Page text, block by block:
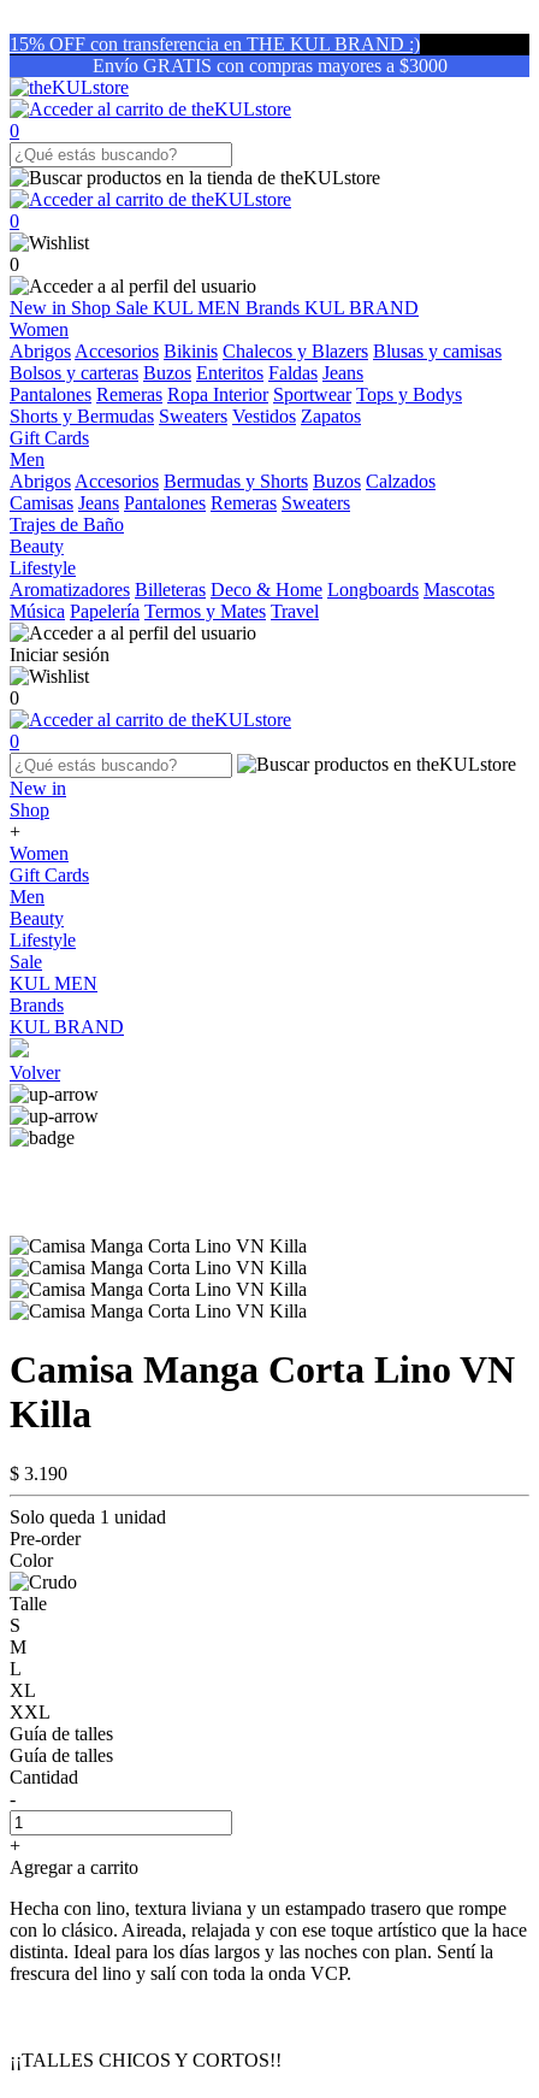
15% OFF con transferencia en THE KUL BRAND :)
Envío GRATIS con compras mayores a $3000
0
0
0
New in Shop Sale KUL MEN Brands KUL BRAND
Women
Abrigos Accesorios Bikinis Chalecos y Blazers Blusas y camisas
Bolsos y carteras Buzos Enteritos Faldas Jeans
Pantalones Remeras Ropa Interior Sportwear Tops y Bodys
Shorts y Bermudas Sweaters Vestidos Zapatos
Gift Cards
Men
Abrigos Accesorios Bermudas y Shorts Buzos Calzados
Camisas Jeans Pantalones Remeras Sweaters
Trajes de Baño
Beauty
Lifestyle
Aromatizadores Billeteras Deco & Home Longboards Mascotas
Música Papelería Termos y Mates Travel
Iniciar sesión
0
0
New in
Shop
+
Women
Gift Cards
Men
Beauty
Lifestyle
Sale
KUL MEN
Brands
KUL BRAND
Volver
Camisa Manga Corta Lino VN
Killa
$ 3.190
Solo queda 1 unidad
Pre-order
Color
Talle
S
M
L
XL
XXL
Guía de talles
Guía de talles
Cantidad
-
+
Agregar a carrito
Hecha con lino, textura liviana y un estampado trasero que rompe
con lo clásico. Aireada, relajada y con ese toque artístico que la hace
distinta. Ideal para los días largos y las noches con plan. Sentí la
frescura del lino y salí con toda la onda VCP.
¡¡TALLES CHICOS Y CORTOS!!